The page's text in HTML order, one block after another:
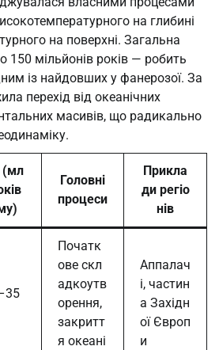
на глибині
на поверхні. Загальна
150 мільйонів років — робить
із найдовших у фанерозої. За
перехід від океанічних
масивів, що радикально
(мл
Головні
процеси
Прикла
ди регіо
нів
Початк
ове скл
адкоутв
орення,
закритт
я океані
Аппалач
і, частин
а Західн
ої Європ
и